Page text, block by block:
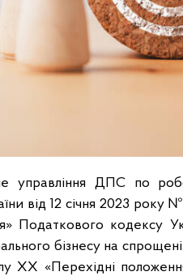
управління ДПС по
від 12 січня 2023 року
Податкового кодексу
бізнесу на
ХХ «Перехідні